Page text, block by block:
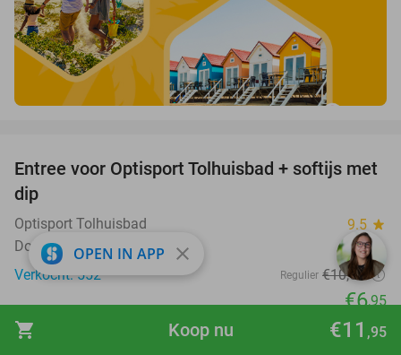
shopping_cart €11 ,95
Koop nu
34%
Entree voor Optisport Tolhuisbad + softijs met
dip
Optisport Tolhuisbad 9.5 star
Dokkum
Verkocht: 552
Regulier €10,55
€6,95
favorite_border
OPEN IN APP close